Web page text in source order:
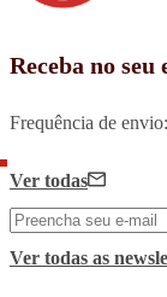
Receba no
Frequência de envio:
Ver todas
Ver todas as